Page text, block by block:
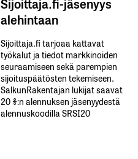
alehintaan
Sijoittaja.fi tarjoaa kattavat
työkalut ja tiedot markkinoiden
seuraamiseen sekä parempien
sijoituspäätösten tekemiseen.
SalkunRakentajan lukijat saavat
20 %:n alennuksen jäsenyydestä
alennuskoodilla SRSI20